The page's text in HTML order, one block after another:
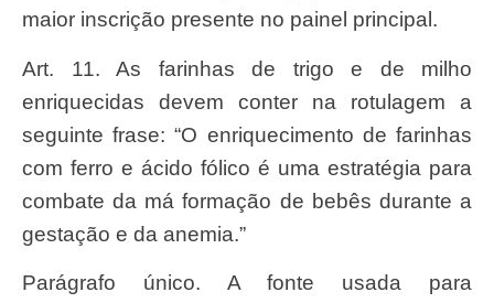
maior inscrição presente no painel principal.
Art. 11. As farinhas de trigo e de milho
enriquecidas devem conter na rotulagem a
seguinte frase: “O enriquecimento de farinhas
com ferro e ácido fólico é uma estratégia para
combate da má formação de bebês durante a
gestação e da anemia.”
Parágrafo único. A fonte usada para